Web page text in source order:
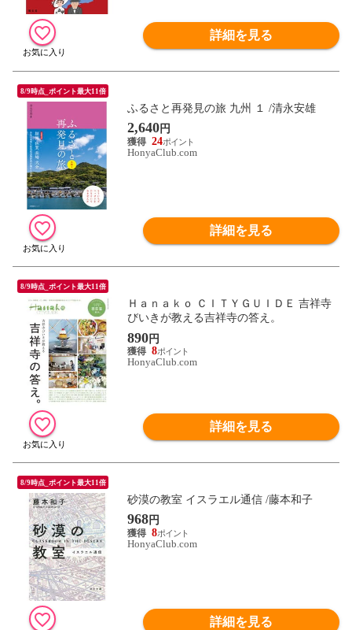
詳細を見る
8/9時点_ポイント最大11倍
ふるさと再発見の旅 九州 １ /清永安雄
2,640円
24
HonyaClub.com
詳細を見る
8/9時点_ポイント最大11倍
Ｈａｎａｋｏ ＣＩＴＹＧＵＩＤＥ 吉祥寺
びいきが教える吉祥寺の答え。
890円
8
HonyaClub.com
詳細を見る
8/9時点_ポイント最大11倍
砂漠の教室 イスラエル通信 /藤本和子
968円
8
HonyaClub.com
詳細を見る